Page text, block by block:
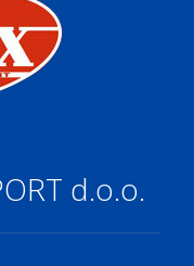
d.o.o.